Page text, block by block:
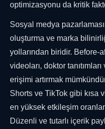
optimizasyonu da kritik
Sosyal medya
oluşturma ve marka
yollarından biridir. Before-
videoları, doktor
erişimi artırmak
Shorts ve TikTok gibi kısa
en yüksek etkileşim
Düzenli ve tutarlı içerik